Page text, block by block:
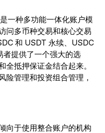
是一种多功能一体化账户模
问多币种交易和核心交易
和 USDT 永续、 USDC
者提供了一个强大的选
全抵押保证金结合起来。
险管理和投资组合管理，
向于使用整合账户的机构